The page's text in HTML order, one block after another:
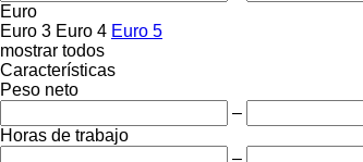
Euro
Euro 3 Euro 4 Euro 5
mostrar todos
Características
Peso neto
–
Horas de trabajo
–